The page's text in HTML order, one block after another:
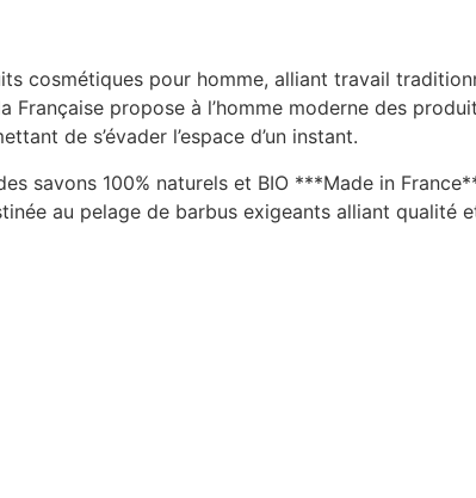
cosmétiques pour homme, alliant travail
Française propose à l’homme moderne des
de s’évader l’espace d’un instant.
savons 100% naturels et BIO ***Made in
au pelage de barbus exigeants alliant qualité